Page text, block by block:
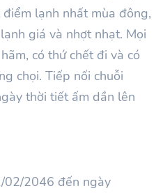
lạnh nhất mùa đông,
giá và nhợt nhạt. Mọi
có thứ chết đi và có
chọi. Tiếp nối chuỗi
thời tiết ấm dần lên
02/2046 đến ngày